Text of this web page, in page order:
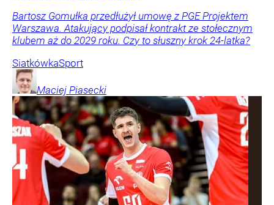
Bartosz Gomułka przedłużył umowę z PGE Projektem
Warszawa. Atakujący podpisał kontrakt ze stołecznym
klubem aż do 2029 roku. Czy to słuszny krok 24-latka?
SiatkówkaSport
Maciej Piasecki